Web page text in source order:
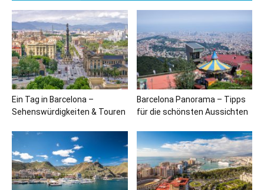
Ein Tag in Barcelona –
Sehenswürdigkeiten & Touren
Barcelona Panorama – Tipps
für die schönsten Aussichten